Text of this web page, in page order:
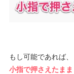
もし可能であれば、
小指で押さえたまま